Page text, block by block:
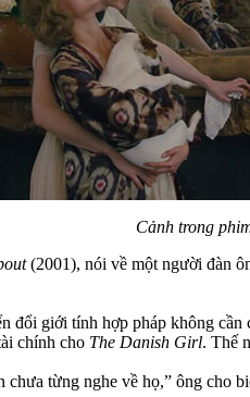
Cảnh trong
(2001), nói về một người đàn
đổi giới tính hợp pháp không
chính cho The Danish Girl. Thế
từng nghe về họ,” ông cho